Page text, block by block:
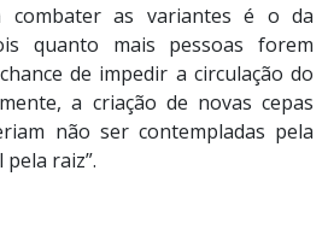
combater as variantes é o da
quanto mais pessoas forem
de impedir a circulação do
a criação de novas cepas
não ser contempladas pela
pela raiz”.